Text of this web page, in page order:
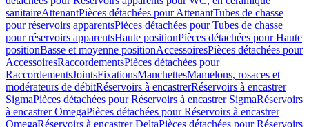
sanitaireAttenantPièces détachées pour AttenantTubes de chasse
pour réservoirs apparentsPièces détachées pour Tubes de chasse
pour réservoirs apparentsHaute positionPièces détachées pour Haute
positionBasse et moyenne positionAccessoiresPièces détachées pour
AccessoiresRaccordementsPièces détachées pour
RaccordementsJointsFixationsManchettesMamelons, rosaces et
modérateurs de débitRéservoirs à encastrerRéservoirs à encastrer
SigmaPièces détachées pour Réservoirs à encastrer SigmaRéservoirs
à encastrer OmegaPièces détachées pour Réservoirs à encastrer
OmegaRéservoirs à encastrer DeltaPièces détachées pour Réservoirs